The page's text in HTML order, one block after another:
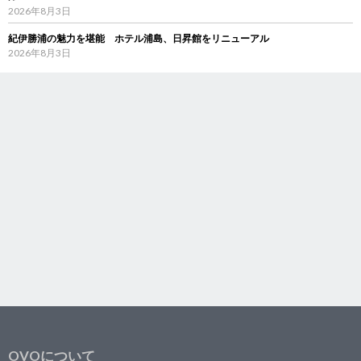
2026年8月3日
紀伊勝浦の魅力を堪能 ホテル浦島、日昇館をリニューアル
2026年8月3日
OVOについて